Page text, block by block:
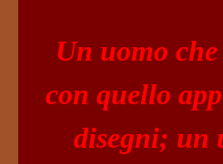
Un uomo
con quello
disegni; un